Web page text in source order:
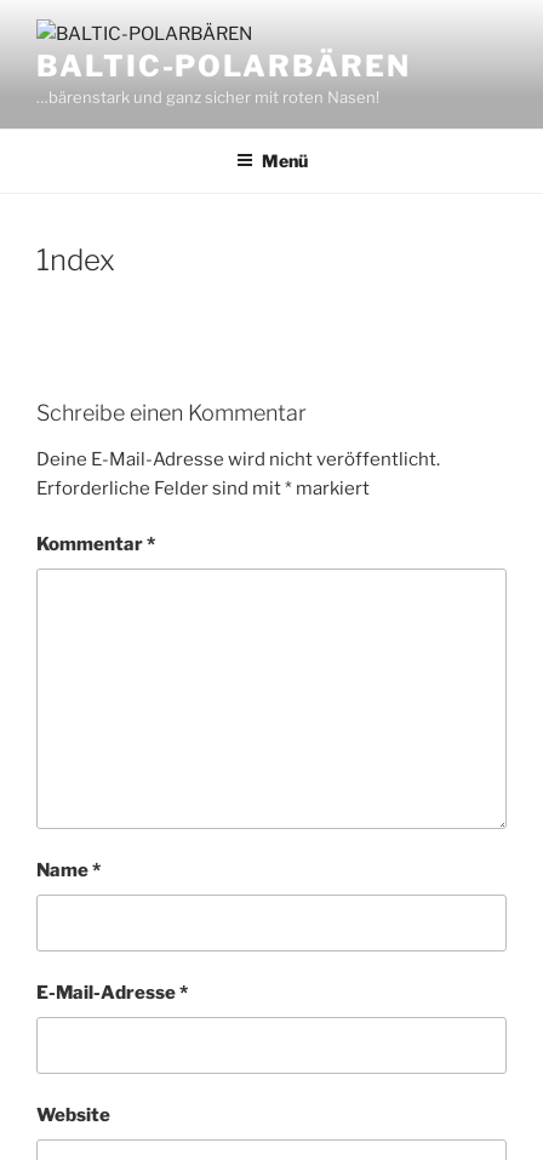
Inhalt
springenBALTIC-POLARBÄREN
…bärenstark und ganz sicher mit roten Nasen!
Menü
1ndex
Schreibe einen Kommentar
Deine E-Mail-Adresse wird nicht veröffentlicht.
Erforderliche Felder sind mit* markiert
Kommentar*
Name*
E-Mail-Adresse*
Website